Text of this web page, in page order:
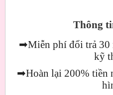
Thông
➡Miễn phí đổi trả 30
kỹ
➡Hoàn lại 200% tiền